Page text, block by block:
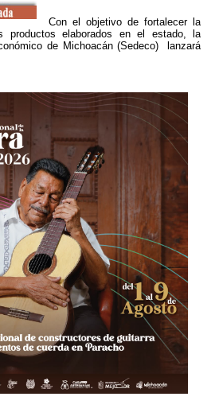
Con el objetivo de fortalecer la
productos elaborados en el estado, la
de Michoacán (Sedeco) lanzará